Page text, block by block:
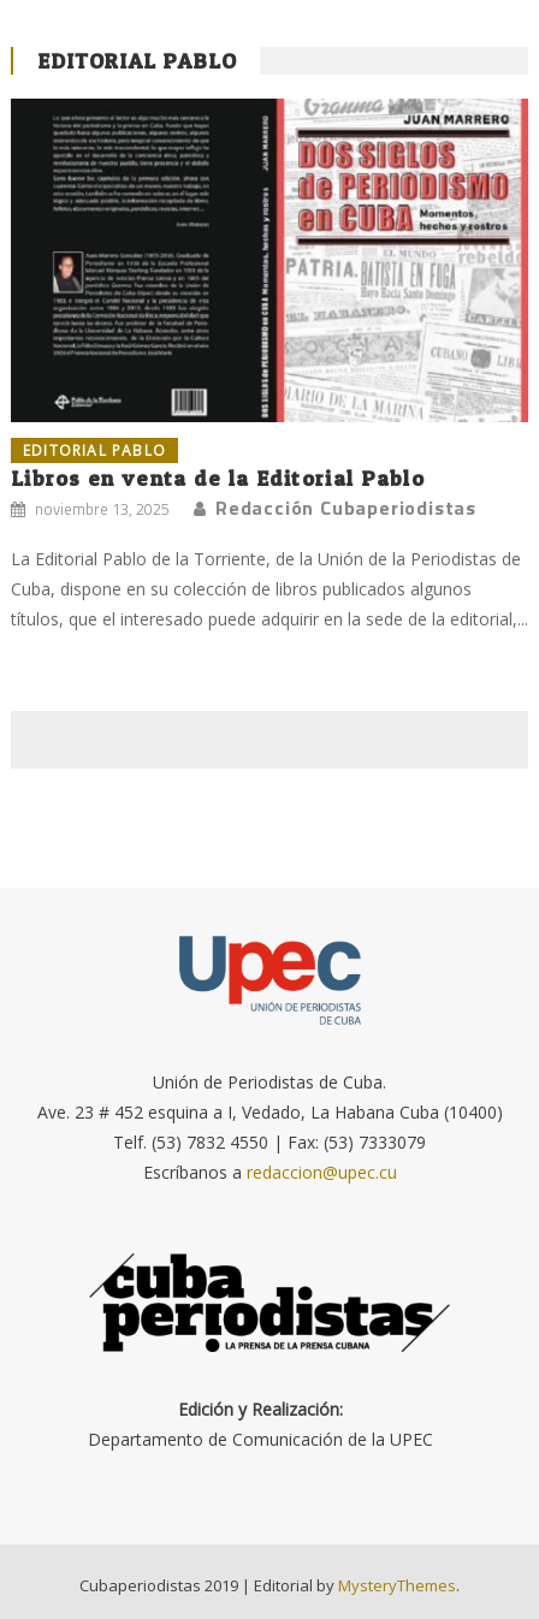
EDITORIAL PABLO
EDITORIAL PABLO
Libros en venta de la Editorial Pablo
noviembre 13, 2025 Redacción Cubaperiodistas
La Editorial Pablo de la Torriente, de la Unión de la Periodistas de
Cuba, dispone en su colección de libros publicados algunos
títulos, que el interesado puede adquirir en la sede de la editorial,...
Unión de Periodistas de Cuba.
Ave. 23 # 452 esquina a I, Vedado, La Habana Cuba (10400)
Telf. (53) 7832 4550 | Fax: (53) 7333079
Escríbanos a redaccion@upec.cu
Edición y Realización:
Departamento de Comunicación de la UPEC
Cubaperiodistas 2019 | Editorial byMysteryThemes.